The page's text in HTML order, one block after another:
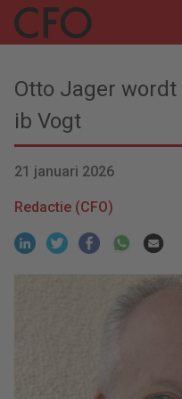
Otto Jager wordt
ib Vogt
21 januari 2026
Redactie (CFO)